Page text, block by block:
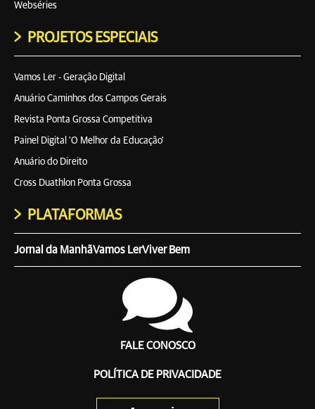
Webséries
PROJETOS ESPECIAIS
Vamos Ler - Geração Digital
Anuário Caminhos dos Campos Gerais
Revista Ponta Grossa Competitiva
Painel Digital 'O Melhor da Educação'
Anuário do Direito
Cross Duathlon Ponta Grossa
PLATAFORMAS
Jornal da ManhãVamos LerViver Bem
FALE CONOSCO
POLÍTICA DE PRIVACIDADE